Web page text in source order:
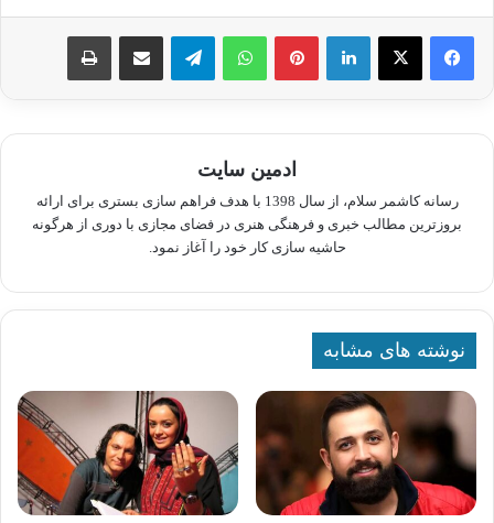
لینکدین پینترستواتس آپ تلگرام اشتراک گذاری از طریق ایمیل چاپ
ادمین سایت
رسانه کاشمر سلام، از سال 1398 با هدف فراهم سازی بستری برای ارائه
بروزترین مطالب خبری و فرهنگی هنری در فضای مجازی با دوری از هرگونه
حاشیه سازی کار خود را آغاز نمود.
نوشته های مشابه